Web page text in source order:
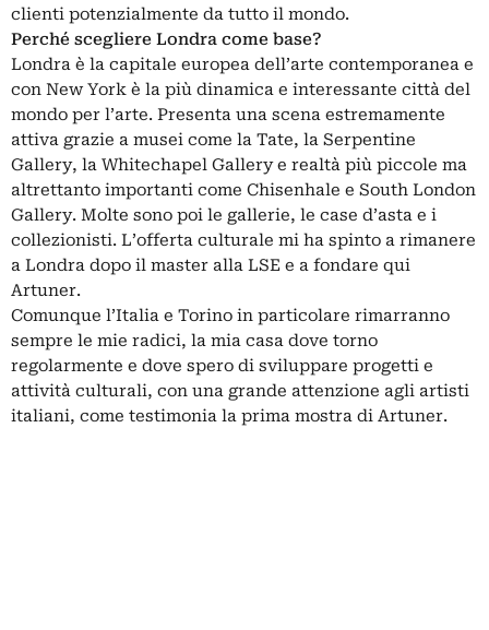
clienti potenzialmente da tutto il mondo.
Perché scegliere Londra come base?
Londra è la capitale europea dell’arte contemporanea e
con New York è la più dinamica e interessante città del
mondo per l’arte. Presenta una scena estremamente
attiva grazie a musei come la Tate, la Serpentine
Gallery, la Whitechapel Gallery e realtà più piccole ma
altrettanto importanti come Chisenhale e South London
Gallery. Molte sono poi le gallerie, le case d’asta e i
collezionisti. L’offerta culturale mi ha spinto a rimanere
a Londra dopo il master alla LSE e a fondare qui
Artuner.
Comunque l’Italia e Torino in particolare rimarranno
sempre le mie radici, la mia casa dove torno
regolarmente e dove spero di sviluppare progetti e
attività culturali, con una grande attenzione agli artisti
italiani, come testimonia la prima mostra di Artuner.